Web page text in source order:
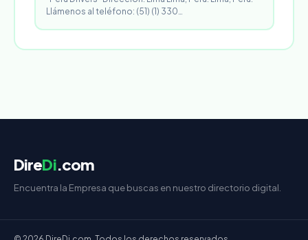
Llámenos al teléfono: (51) (1) 330…
DireDi.com
Encuentra la Empresa que buscas en nuestro directorio digital.